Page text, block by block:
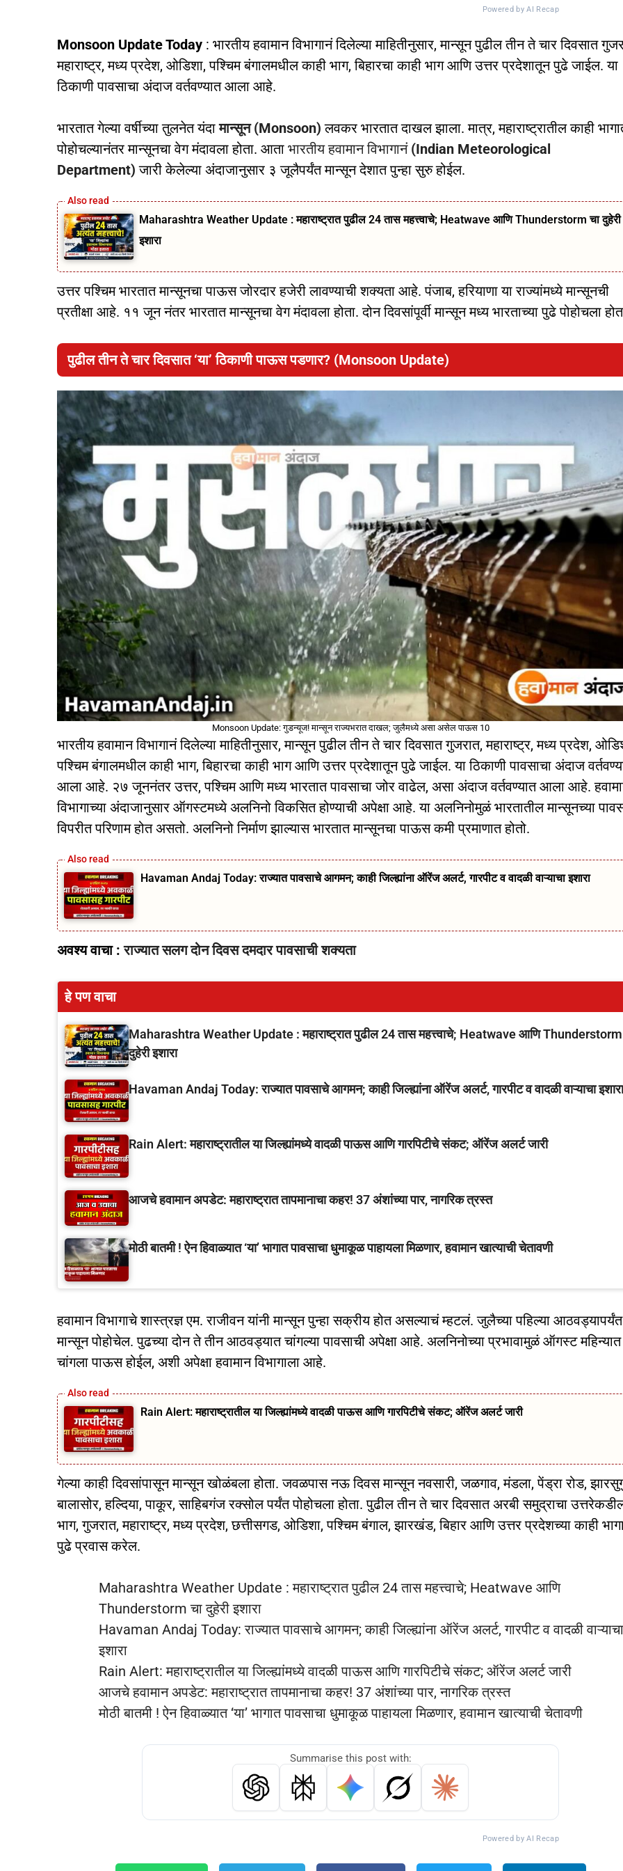
Powered by AI Recap
Monsoon Update Today : भारतीय हवामान विभागानं दिलेल्या माहितीनुसार, मान्सून पुढील तीन ते चार दिवसात
महाराष्ट्र, मध्य प्रदेश, ओडिशा, पश्चिम बंगालमधील काही भाग, बिहारचा काही भाग आणि उत्तर प्रदेशातून पुढे जाईल. या
ठिकाणी पावसाचा अंदाज वर्तवण्यात आला आहे.
भारतात गेल्या वर्षीच्या तुलनेत यंदामान्सून (Monsoon)लवकर भारतात दाखल झाला. मात्र, महाराष्ट्रातील काही
पोहोचल्यानंतर मान्सूनचा वेग मंदावला होता. आता भारतीय हवामान विभागानं(Indian Meteorological
Department) जारी केलेल्या अंदाजानुसार ३ जूलैपर्यंत मान्सून देशात पुन्हा सुरु होईल.
Maharashtra Weather Update : महाराष्ट्रात पुढील 24 तास महत्त्वाचे; Heatwave आणि Thunderstorm चा दुहेरी
इशारा
उत्तर पश्चिम भारतात मान्सूनचा पाऊस जोरदार हजेरी लावण्याची शक्यता आहे. पंजाब, हरियाणा या राज्यांमध्ये मान्सूनची
प्रतीक्षा आहे. ११ जून नंतर भारतात मान्सूनचा वेग मंदावला होता. दोन दिवसांपूर्वी मान्सून मध्य भारताच्या पुढे पोहोचला
पुढील तीन ते चार दिवसात ‘या’ ठिकाणी पाऊस पडणार? (Monsoon Update)
Monsoon Update: गुडन्यूज! मान्सून राज्यभरात दाखल; जुलैमध्ये असा असेल पाऊस 10
भारतीय हवामान विभागानं दिलेल्या माहितीनुसार, मान्सून पुढील तीन ते चार दिवसात गुजरात, महाराष्ट्र, मध्य प्रदेश,
पश्चिम बंगालमधील काही भाग, बिहारचा काही भाग आणि उत्तर प्रदेशातून पुढे जाईल. या ठिकाणी पावसाचा अंदाज
आला आहे. २७ जूननंतर उत्तर, पश्चिम आणि मध्य भारतात पावसाचा जोर वाढेल, असा अंदाज वर्तवण्यात आला आहे.
विभागाच्या अंदाजानुसार ऑगस्टमध्ये अलनिनो विकसित होण्याची अपेक्षा आहे. या अलनिनोमुळं भारतातील मान्सूनच्या
विपरीत परिणाम होत असतो. अलनिनो निर्माण झाल्यास भारतात मान्सूनचा पाऊस कमी प्रमाणात होतो.
Havaman Andaj Today: राज्यात पावसाचे आगमन; काही जिल्ह्यांना ऑरेंज अलर्ट, गारपीट व वादळी वाऱ्याचा इशारा
अवश्य वाचा : राज्यात सलग दोन दिवस दमदार पावसाची शक्यता
हे पण वाचा
Maharashtra Weather Update : महाराष्ट्रात पुढील 24 तास महत्त्वाचे; Heatwave आणि Thunderstorm
दुहेरी इशारा
Havaman Andaj Today: राज्यात पावसाचे आगमन; काही जिल्ह्यांना ऑरेंज अलर्ट, गारपीट व वादळी वाऱ्याचा इशारा
Rain Alert: महाराष्ट्रातील या जिल्ह्यांमध्ये वादळी पाऊस आणि गारपिटीचे संकट; ऑरेंज अलर्ट जारी
आजचे हवामान अपडेट: महाराष्ट्रात तापमानाचा कहर! 37 अंशांच्या पार, नागरिक त्रस्त
मोठी बातमी ! ऐन हिवाळ्यात ‘या’ भागात पावसाचा धुमाकूळ पाहायला मिळणार, हवामान खात्याची चेतावणी
हवामान विभागाचे शास्त्रज्ञ एम. राजीवन यांनी मान्सून पुन्हा सक्रीय होत असल्याचं म्हटलं. जुलैच्या पहिल्या आठवड्यापर्यंत
मान्सून पोहोचेल. पुढच्या दोन ते तीन आठवड्यात चांगल्या पावसाची अपेक्षा आहे. अलनिनोच्या प्रभावामुळं ऑगस्ट महिन्यात
चांगला पाऊस होईल, अशी अपेक्षा हवामान विभागाला आहे.
Rain Alert: महाराष्ट्रातील या जिल्ह्यांमध्ये वादळी पाऊस आणि गारपिटीचे संकट; ऑरेंज अलर्ट जारी
गेल्या काही दिवसांपासून मान्सून खोळंबला होता. जवळपास नऊ दिवस मान्सून नवसारी, जळगाव, मंडला, पेंड्रा रोड,
बालासोर, हल्दिया, पाकूर, साहिबगंज रक्सोल पर्यंत पोहोचला होता. पुढील तीन ते चार दिवसात अरबी समुद्राचा
भाग, गुजरात, महाराष्ट्र, मध्य प्रदेश, छत्तीसगड, ओडिशा, पश्चिम बंगाल, झारखंड, बिहार आणि उत्तर प्रदेशच्या काही
पुढे प्रवास करेल.
Maharashtra Weather Update : महाराष्ट्रात पुढील 24 तास महत्त्वाचे; Heatwave आणि
Thunderstorm चा दुहेरी इशारा
Havaman Andaj Today: राज्यात पावसाचे आगमन; काही जिल्ह्यांना ऑरेंज अलर्ट, गारपीट व वादळी वाऱ्याचा
इशारा
Rain Alert: महाराष्ट्रातील या जिल्ह्यांमध्ये वादळी पाऊस आणि गारपिटीचे संकट; ऑरेंज अलर्ट जारी
आजचे हवामान अपडेट: महाराष्ट्रात तापमानाचा कहर! 37 अंशांच्या पार, नागरिक त्रस्त
मोठी बातमी ! ऐन हिवाळ्यात ‘या’ भागात पावसाचा धुमाकूळ पाहायला मिळणार, हवामान खात्याची चेतावणी
Summarise this post with:
Powered by AI Recap